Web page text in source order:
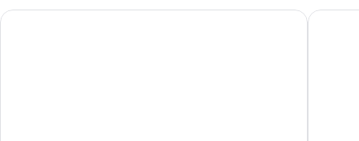
的
情
博物館精品酒店 貝爾格